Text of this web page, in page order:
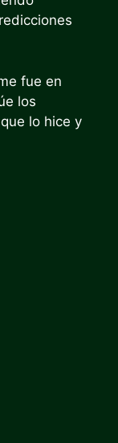
fue en
los
lo hice y